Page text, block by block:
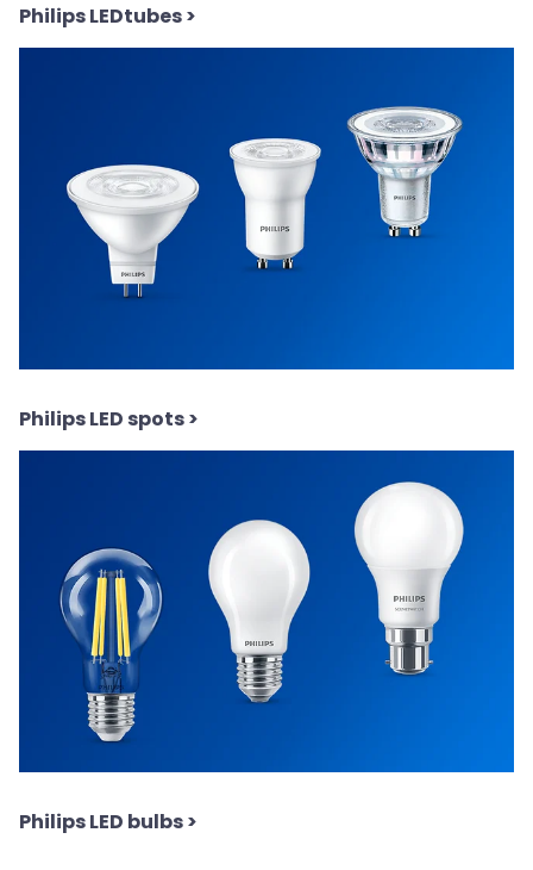
Philips LEDtubes>
Philips LED spots>
Philips LED bulbs>